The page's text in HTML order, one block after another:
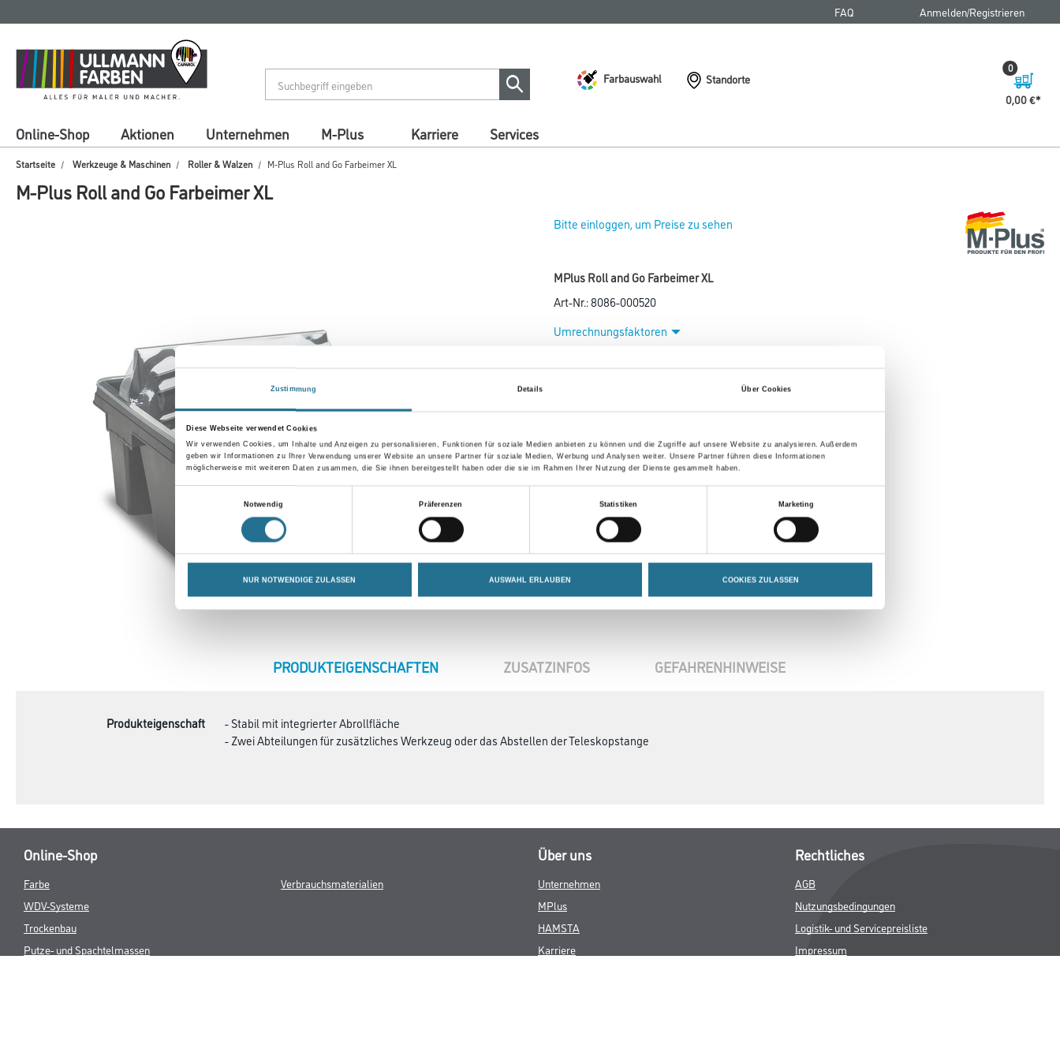
Zustimmung Details Über Cookies
Diese Webseite verwendet Cookies
Wir verwenden Cookies, um Inhalte und Anzeigen zu personalisieren, Funktionen für soziale Medien anbieten zu können und die Zugriffe auf unsere Website zu analysieren. Außerdem
geben wir Informationen zu Ihrer Verwendung unserer Website an unsere Partner für soziale Medien, Werbung und Analysen weiter. Unsere Partner führen diese Informationen
möglicherweise mit weiteren Daten zusammen, die Sie ihnen bereitgestellt haben oder die sie im Rahmen Ihrer Nutzung der Dienste gesammelt haben.
Notwendig
Präferenzen Statistiken Marketing
NUR NOTWENDIGE ZULASSEN AUSWAHL ERLAUBEN COOKIES ZULASSEN
springen
springen
FAQ Anmelden/Registrieren
Farbauswahl
Standorte
0,00 €
0
Online-Shop Aktionen Unternehmen M-Plus Karriere Services
Startseite Werkzeuge & Maschinen Roller & Walzen M-Plus Roll and Go Farbeimer XL
M-Plus Roll and Go Farbeimer XL
Bitte einloggen, um Preise zu sehen
MPlus Roll and Go Farbeimer XL
Art-Nr.:8086-000520
Umrechnungsfaktoren
CURRENT
PRODUKTEIGENSCHAFTEN ZUSATZINFOS GEFAHRENHINWEISE
Produkteigenschaft
- Stabil mit integrierter Abrollfläche
- Zwei Abteilungen für zusätzliches Werkzeug oder das Abstellen der Teleskopstange
Online-Shop
Farbe
WDV-Systeme
Trockenbau
Putze- und Spachtelmassen
Verbrauchsmaterialien
Über uns
Unternehmen
MPlus
HAMSTA
Karriere
Rechtliches
AGB
Nutzungsbedingungen
Logistik- und Servicepreisliste
Impressum